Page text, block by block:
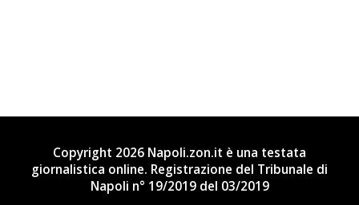
Copyright 2026 Napoli.zon.it è una testata
giornalistica online. Registrazione del Tribunale di
Napoli n° 19/2019 del 03/2019